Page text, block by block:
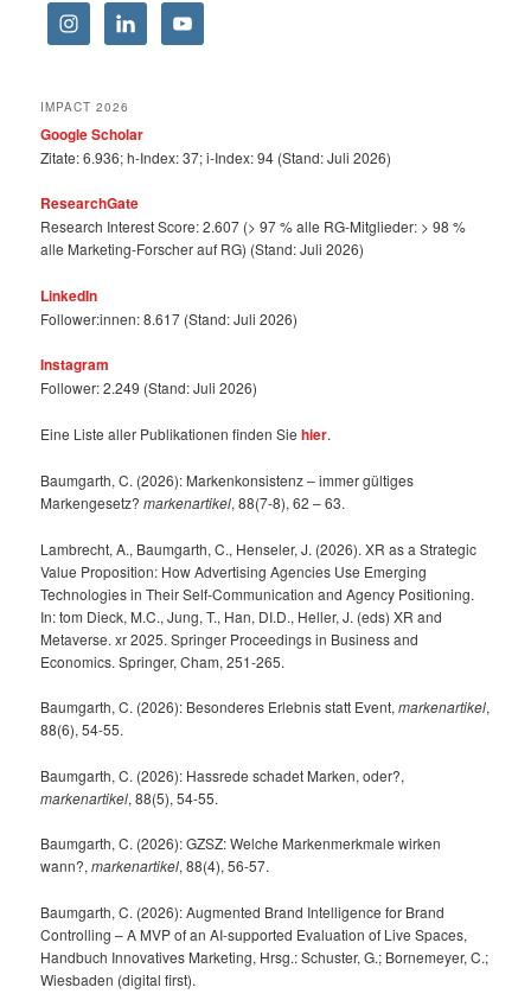
IMPACT 2026
Google Scholar
Zitate: 6.936; h-Index: 37; i-Index: 94 (Stand: Juli 2026)
ResearchGate
Research Interest Score: 2.607 (> 97 % alle RG-Mitglieder: > 98 %
alle Marketing-Forscher auf RG) (Stand: Juli 2026)
LinkedIn
Follower:innen: 8.617 (Stand: Juli 2026)
Instagram
Follower: 2.249 (Stand: Juli 2026)
Eine Liste aller Publikationen finden Siehier.
Baumgarth, C. (2026): Markenkonsistenz – immer gültiges
Markengesetz?markenartikel, 88(7-8), 62 – 63.
Lambrecht, A., Baumgarth, C., Henseler, J. (2026). XR as a Strategic
Value Proposition: How Advertising Agencies Use Emerging
Technologies in Their Self-Communication and Agency Positioning.
In: tom Dieck, M.C., Jung, T., Han, DI.D., Heller, J. (eds) XR and
Metaverse. xr 2025. Springer Proceedings in Business and
Economics. Springer, Cham, 251-265.
Baumgarth, C. (2026): Besonderes Erlebnis statt Event,markenartikel,
88(6), 54-55.
Baumgarth, C. (2026): Hassrede schadet Marken, oder?,
markenartikel, 88(5), 54-55.
Baumgarth, C. (2026): GZSZ: Welche Markenmerkmale wirken
wann?,markenartikel, 88(4), 56-57.
Baumgarth, C. (2026): Augmented Brand Intelligence for Brand
Controlling – A MVP of an AI-supported Evaluation of Live Spaces,
Handbuch Innovatives Marketing, Hrsg.: Schuster, G.; Bornemeyer, C.;
Wiesbaden (digital first).